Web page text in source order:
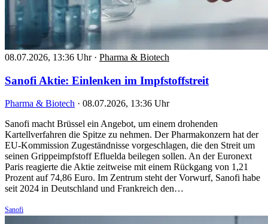
08.07.2026, 13:36 Uhr · Pharma & Biotech
Sanofi Aktie: Einlenken im Impfstoffstreit
Pharma & Biotech · 08.07.2026, 13:36 Uhr
Sanofi macht Brüssel ein Angebot, um einem drohenden
Kartellverfahren die Spitze zu nehmen. Der Pharmakonzern hat der
EU-Kommission Zugeständnisse vorgeschlagen, die den Streit um
seinen Grippeimpfstoff Efluelda beilegen sollen. An der Euronext
Paris reagierte die Aktie zeitweise mit einem Rückgang von 1,21
Prozent auf 74,86 Euro. Im Zentrum steht der Vorwurf, Sanofi habe
seit 2024 in Deutschland und Frankreich den…
Sanofi